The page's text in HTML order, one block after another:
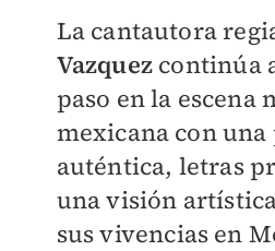
La cantautora
Vazquezcontinúa
paso en la escena
mexicana con
auténtica, letras
una visión
sus vivencias en